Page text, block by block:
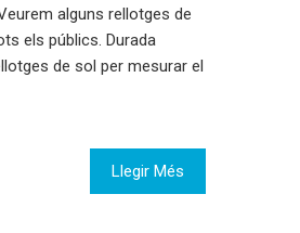
alguns rellotges de
els públics. Durada
de sol per mesurar el
Llegir Més